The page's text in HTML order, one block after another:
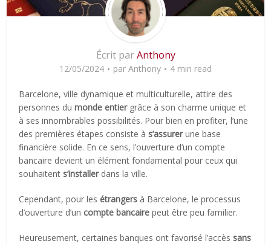
Écrit parAnthony
12/05/2024 par Anthony 4 min read
Barcelone, ville dynamique et multiculturelle, attire des
personnes dumonde entiergrâce à son charme unique et
à ses innombrables possibilités. Pour bien en profiter, l’une
des premières étapes consiste às’assurerune base
financière solide. En ce sens, l’ouverture d’un compte
bancaire devient un élément fondamental pour ceux qui
souhaitents’installerdans la ville.
Cependant, pour les étrangers à Barcelone, le processus
d’ouverture d’un compte bancaire peut être peu familier.
Heureusement, certaines banques ont favorisé l’accès sans